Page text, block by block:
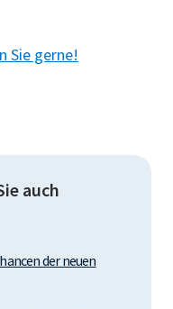
Sie gerne!
auch
der neuen